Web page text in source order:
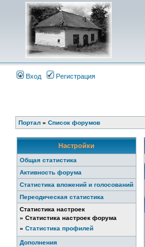
Вход Регистрация
Портал » Список форумов
Настройки
Общая статистика
Активность форума
Статистика вложений и голосований
Переодическая статистика
Статистика настроек
» Статистика настроек форума
» Статистика профилей
Дополнения